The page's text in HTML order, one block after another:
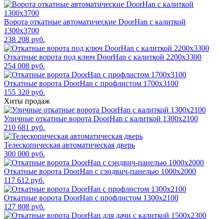
Ворота откатные автоматические DoorHan с калиткой
1300х3700
238 208 руб.
Откатные ворота под ключ DoorHan с калиткой 2200x3300
254 008 руб.
Откатные ворота DoorHan с профлистом 1700x3100
155 320 руб.
Хиты продаж
Уличные откатные ворота DoorHan с калиткой 1300х2100
210 681 руб.
Телескопическая автоматическая дверь
300 000 руб.
Откатные ворота DoorHan с сэндвич-панелью 1000x2000
117 612 руб.
Откатные ворота DoorHan с профлистом 1300x2100
127 808 руб.